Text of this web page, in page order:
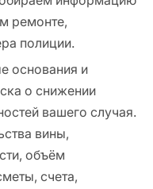
ремонте,
полиции.
основания и
о снижении
вашего случая.
вины,
объём
счета,